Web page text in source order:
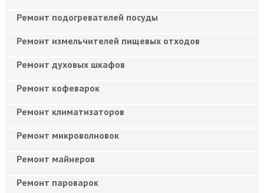
Ремонт подогревателей посуды
Ремонт измельчителей пищевых отходов
Ремонт духовых шкафов
Ремонт кофеварок
Ремонт климатизаторов
Ремонт микроволновок
Ремонт майнеров
Ремонт пароварок